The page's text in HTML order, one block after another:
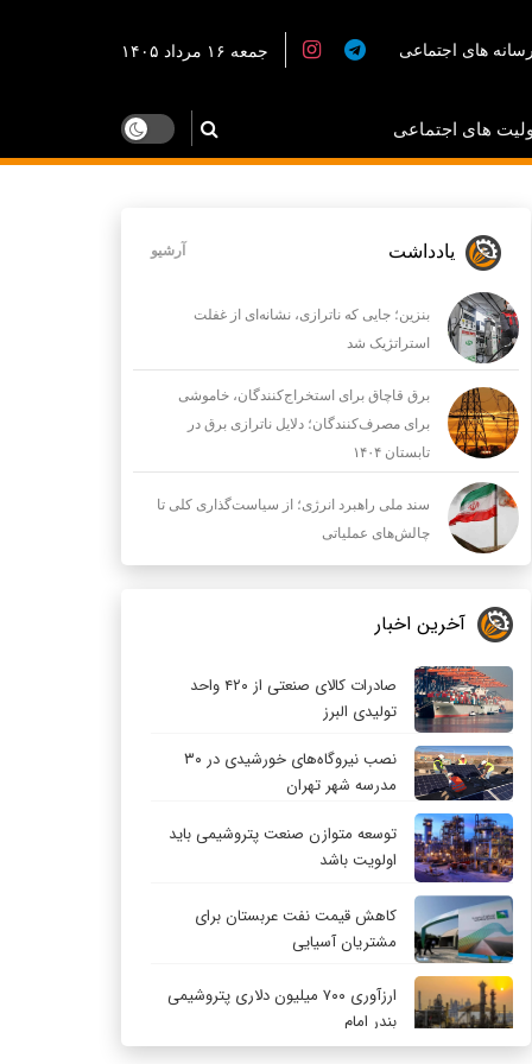
های اجتماعی جمعه ۱۶ مرداد ۱۴۰۵
های اجتماعی
یادداشت آرشیو
بنزین؛ جایی که ناترازی، نشانه‌ای از غفلت
استراتژیک شد
برق قاچاق برای استخراج‌کنندگان، خاموشی
برای مصرف‌کنندگان؛ دلایل ناترازی برق در
تابستان ۱۴۰۴
سند ملی راهبرد انرژی؛ از سیاست‌گذاری کلی تا
چالش‌های عملیاتی
آخرین اخبار
صادرات کالای صنعتی از ۴۲۰ واحد
تولیدی البرز
نصب نیروگاه‌های خورشیدی در ۳۰
مدرسه شهر تهران
توسعه متوازن صنعت پتروشیمی باید
اولویت باشد
کاهش قیمت نفت عربستان برای
مشتریان آسیایی
ارزآوری ۷۰۰ میلیون دلاری پتروشیمی
بندر امام